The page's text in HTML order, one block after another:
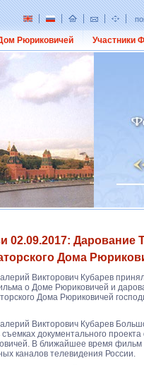
Рюриковичей Участники
02.09.2017: Дарование
Дома
Викторович Кубарев
о Доме Рюриковичей и
Дома Рюриковичей
Викторович Кубарев
документального проекта
В ближайшее время фильм
каналов телевидения России.